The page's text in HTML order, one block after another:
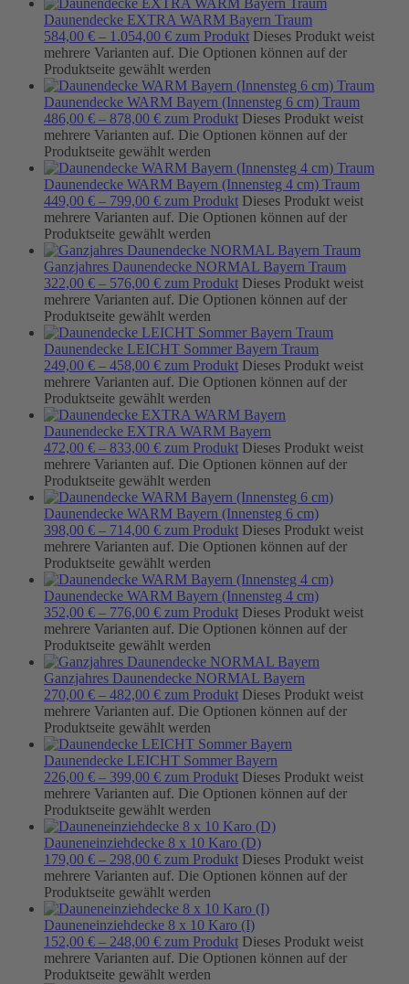
Daunendecke EXTRA WARM Bayern Traum
584,00 € – 1.054,00 € zum Produkt Dieses Produkt weist
mehrere Varianten auf. Die Optionen können auf der
Produktseite gewählt werden
Daunendecke WARM Bayern (Innensteg 6 cm) Traum
486,00 € – 878,00 € zum Produkt Dieses Produkt weist
mehrere Varianten auf. Die Optionen können auf der
Produktseite gewählt werden
Daunendecke WARM Bayern (Innensteg 4 cm) Traum
449,00 € – 799,00 € zum Produkt Dieses Produkt weist
mehrere Varianten auf. Die Optionen können auf der
Produktseite gewählt werden
Ganzjahres Daunendecke NORMAL Bayern Traum
322,00 € – 576,00 € zum Produkt Dieses Produkt weist
mehrere Varianten auf. Die Optionen können auf der
Produktseite gewählt werden
Daunendecke LEICHT Sommer Bayern Traum
249,00 € – 458,00 € zum Produkt Dieses Produkt weist
mehrere Varianten auf. Die Optionen können auf der
Produktseite gewählt werden
Daunendecke EXTRA WARM Bayern
472,00 € – 833,00 € zum Produkt Dieses Produkt weist
mehrere Varianten auf. Die Optionen können auf der
Produktseite gewählt werden
Daunendecke WARM Bayern (Innensteg 6 cm)
398,00 € – 714,00 € zum Produkt Dieses Produkt weist
mehrere Varianten auf. Die Optionen können auf der
Produktseite gewählt werden
Daunendecke WARM Bayern (Innensteg 4 cm)
352,00 € – 776,00 € zum Produkt Dieses Produkt weist
mehrere Varianten auf. Die Optionen können auf der
Produktseite gewählt werden
Ganzjahres Daunendecke NORMAL Bayern
270,00 € – 482,00 € zum Produkt Dieses Produkt weist
mehrere Varianten auf. Die Optionen können auf der
Produktseite gewählt werden
Daunendecke LEICHT Sommer Bayern
226,00 € – 399,00 € zum Produkt Dieses Produkt weist
mehrere Varianten auf. Die Optionen können auf der
Produktseite gewählt werden
Dauneneinziehdecke 8 x 10 Karo (D)
179,00 € – 298,00 € zum Produkt Dieses Produkt weist
mehrere Varianten auf. Die Optionen können auf der
Produktseite gewählt werden
Dauneneinziehdecke 8 x 10 Karo (I)
152,00 € – 248,00 € zum Produkt Dieses Produkt weist
mehrere Varianten auf. Die Optionen können auf der
Produktseite gewählt werden